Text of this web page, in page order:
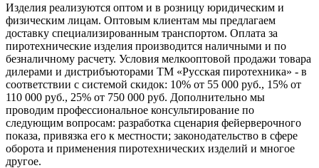
Изделия реализуются оптом и в розницу юридическим и
физическим лицам. Оптовым клиентам мы предлагаем
доставку специализированным транспортом. Оплата за
пиротехнические изделия производится наличными и по
безналичному расчету. Условия мелкооптовой продажи товара
дилерами и дистрибъюторами ТМ «Русская пиротехника» - в
соответствии с системой скидок: 10% от 55 000 руб., 15% от
110 000 руб., 25% от 750 000 руб. Дополнительно мы
проводим профессиональное консультирование по
следующим вопросам: разработка сценария фейерверочного
показа, привязка его к местности; законодательство в сфере
оборота и применения пиротехнических изделий и многое
другое.